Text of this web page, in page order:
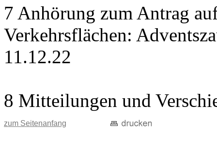
7 Anhörung zum Antrag
Verkehrsflächen:
11.12.22
8 Mitteilungen und
zum Seitenanfang